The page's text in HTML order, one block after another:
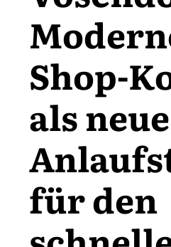
Shop-
als neue
für den